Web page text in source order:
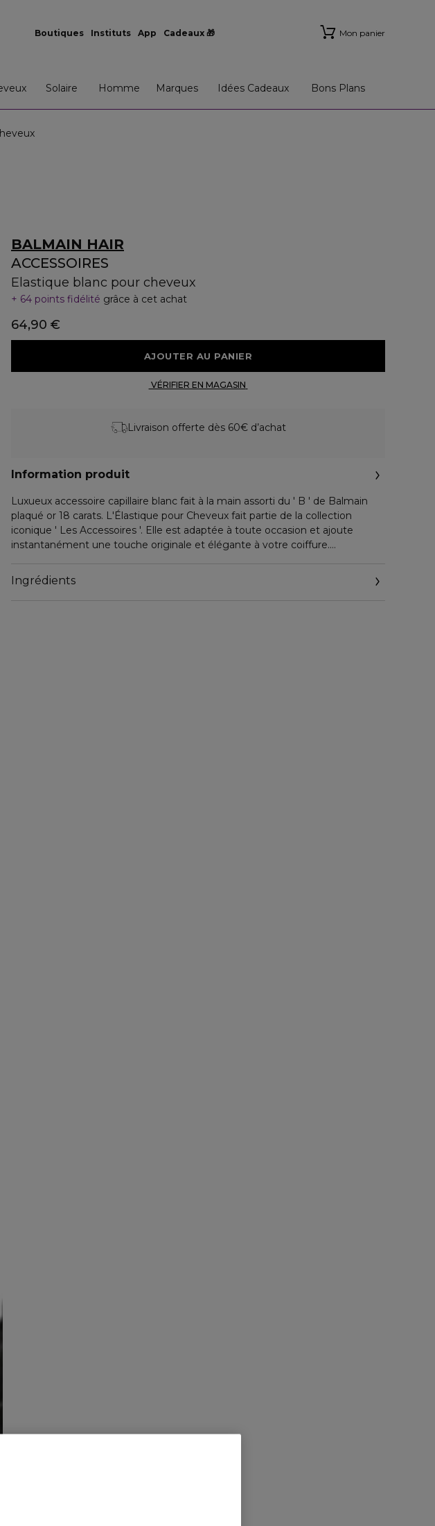
Boutiques Instituts App Cadeaux 🎁 Mon panier
Solaire Homme Marques Idées Cadeaux Bons Plans
BALMAIN HAIR
ACCESSOIRES
Elastique blanc pour cheveux
64 points fidélité grâce à cet achat
64,90 €
Livraison offerte dès 60€ d’achat
Information produit
Luxueux accessoire capillaire blanc fait à la main assorti du ' B ' de Balmain
plaqué or 18 carats. L'Élastique pour Cheveux fait partie de la collection
iconique ' Les Accessoires '. Elle est adaptée à toute occasion et ajoute
instantanément une touche originale et élégante à votre coiffure.
- Élastique pour Cheveux de haute qualité fait-main
- Assorti du ' B ' de Balmain plaqué or 18 carats
Ingrédients